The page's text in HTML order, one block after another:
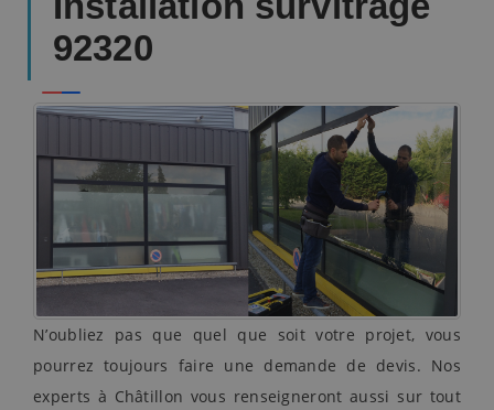
92320
N’oubliez pas que quel que soit votre projet, vous
pourrez toujours faire une demande de devis. Nos
experts à Châtillon vous renseigneront aussi sur tout